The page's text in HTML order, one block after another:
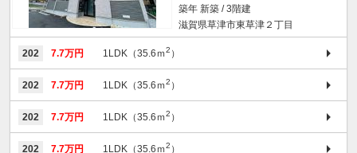
築年 新築 / 3階建
滋賀県草津市東草津２丁目
202 7.7万円 1LDK（35.6ｍ2 ）
202 7.7万円 1LDK（35.6ｍ2 ）
202 7.7万円 1LDK（35.6ｍ2 ）
202 7.7万円 1LDK（35.6ｍ2 ）